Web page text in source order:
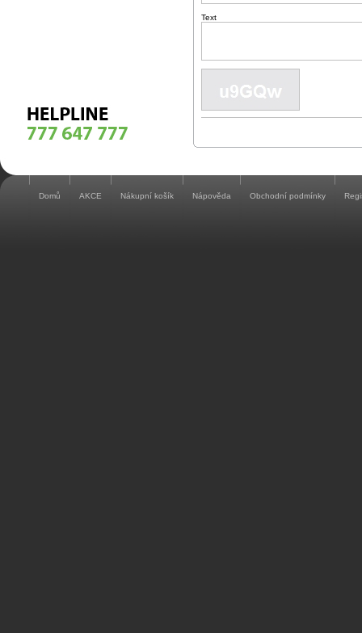
Text
Domů AKCE Nákupní košík Nápověda Obchodní podmínky